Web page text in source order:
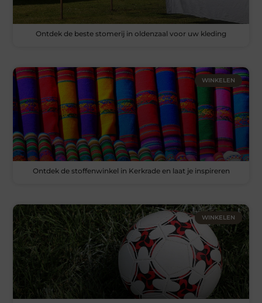
Ontdek de beste stomerij in oldenzaal voor uw kleding
WINKELEN
Ontdek de stoffenwinkel in Kerkrade en laat je inspireren
WINKELEN